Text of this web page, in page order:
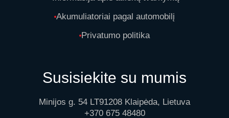
Akumuliatoriai pagal automobilį
Privatumo politika
Susisiekite su mumis
Minijos g. 54 LT91208 Klaipėda, Lietuva
+370 675 48480